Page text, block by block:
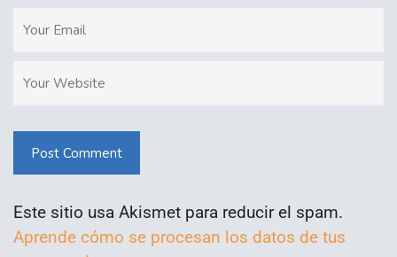
Post Comment
Este sitio usa Akismet para reducir el spam.
Aprende cómo se procesan los datos de tus